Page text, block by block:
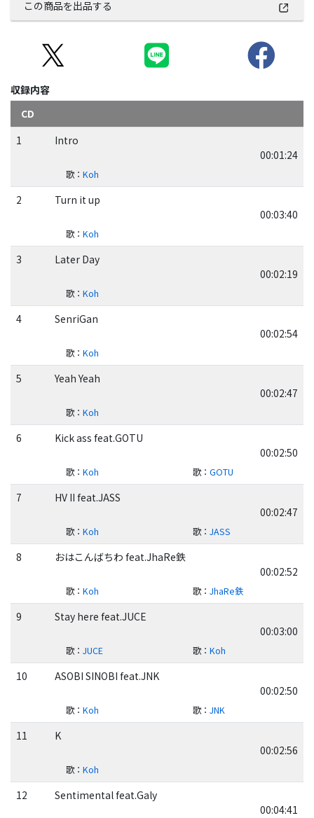
この商品を出品する
収録内容
CD
1
Intro
00:01:24
歌： Koh
2
Turn it up
00:03:40
歌： Koh
3
Later Day
00:02:19
歌： Koh
4
SenriGan
00:02:54
歌： Koh
5
Yeah Yeah
00:02:47
歌： Koh
6
Kick ass feat.GOTU
00:02:50
歌： Koh 歌： GOTU
7
HV II feat.JASS
00:02:47
歌： Koh 歌： JASS
8
おはこんばちわ feat.JhaRe鉄
00:02:52
歌： Koh 歌： JhaRe鉄
9
Stay here feat.JUCE
00:03:00
歌： JUCE 歌： Koh
10
ASOBI SINOBI feat.JNK
00:02:50
歌： Koh 歌： JNK
11
K
00:02:56
歌： Koh
12
Sentimental feat.Galy
00:04:41